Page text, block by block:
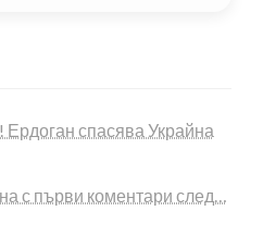
спасява Украйна
с първи коментари след…